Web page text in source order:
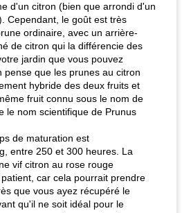
d'un citron (bien que arrondi d'un
Cependant, le goût est très
ordinaire, avec un arrière-
de citron qui la différencie des
jardin que vous pouvez
pense que les prunes au citron
hybride des deux fruits et
fruit connu sous le nom de
le nom scientifique de Prunus
de maturation est
entre 250 et 300 heures. La
vif citron au rose rouge
car cela pourrait prendre
que vous ayez récupéré le
qu'il ne soit idéal pour le